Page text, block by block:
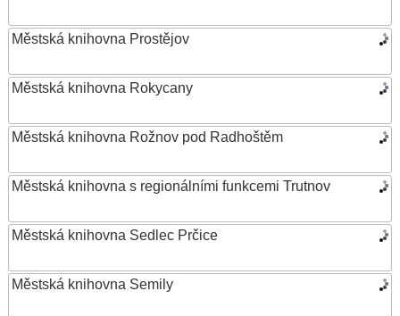
Městská knihovna Prostějov
Městská knihovna Rokycany
Městská knihovna Rožnov pod Radhoštěm
Městská knihovna s regionálními funkcemi Trutnov
Městská knihovna Sedlec Prčice
Městská knihovna Semily